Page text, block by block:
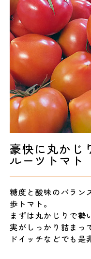
豪快に丸かじ
ルーツトマト
糖度と酸味のバラン
歩トマト。
まずは丸かじりで
実がしっかり詰ま
ドイッチなどでも是